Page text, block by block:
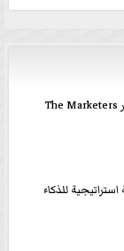
د. داليا أبو المجد تشارك في مؤتمر The Marketers
للذكاء